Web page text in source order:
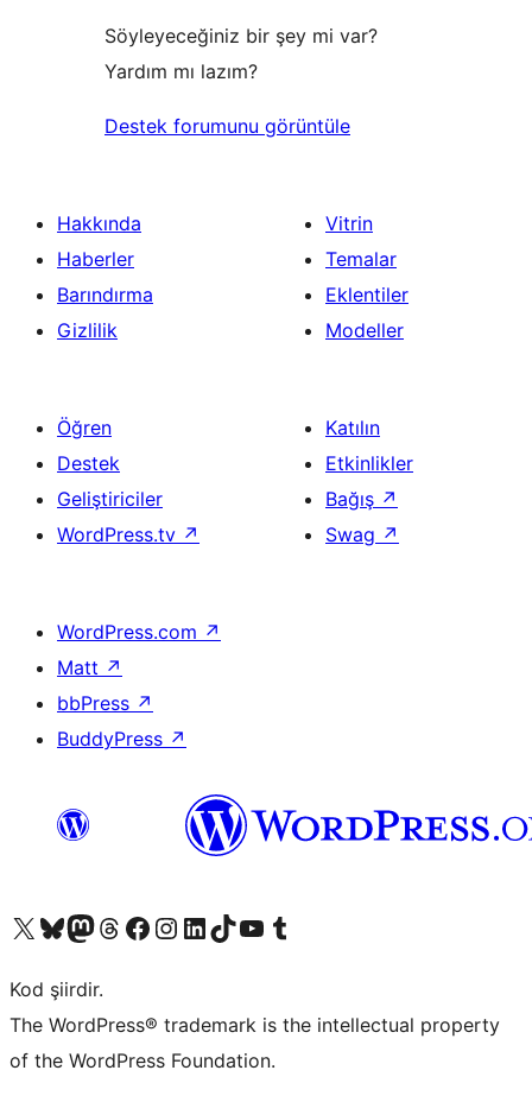
Söyleyeceğiniz bir şey mi var?
Yardım mı lazım?
Destek forumunu görüntüle
Hakkında
Haberler
Barındırma
Gizlilik
Vitrin
Temalar
Eklentiler
Modeller
Öğren
Destek
Geliştiriciler
WordPress.tv ↗
Katılın
Etkinlikler
Bağış ↗
Swag ↗
WordPress.com ↗
Matt ↗
bbPress ↗
BuddyPress ↗
X (eski Twitter) hesabımıza bakın
Bluesky hesabımızı ziyaret edinMastodon hesabımızı ziyaret edinThreads hesabımızı ziyaret edinFacebook sayfamızı ziyaret edinInstagram hesabımızı ziyaret edinLinkedIn hesabımızı ziyaret edinTikTok hesabımızı ziyaret edinYouTube kanalımızı ziyaret edinTumblr hesabımızı ziyaret edin
Kod şiirdir.
The WordPress® trademark is the intellectual property
of the WordPress Foundation.